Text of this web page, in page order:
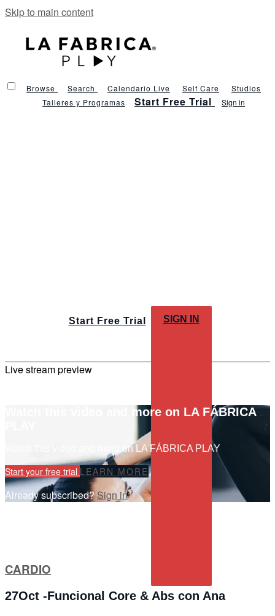
Skip to main content
Browse Search Calendario Live Self Care
Studios
Talleres y Programas
Start Free Trial Sign in
Start Free Trial SIGN IN
Live stream preview
Watch this video and more on LA FÁBRICA
Watch this video and more on LA FÁBRICA PLAY
Start your free trial LEARN MORE
Already subscribed?Sign in
CARDIO
27Oct -Funcional Core & Abs con Ana